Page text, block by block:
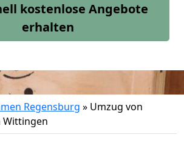
kostenlose Angebote
erhalten
Regensburg » Umzug von
Wittingen